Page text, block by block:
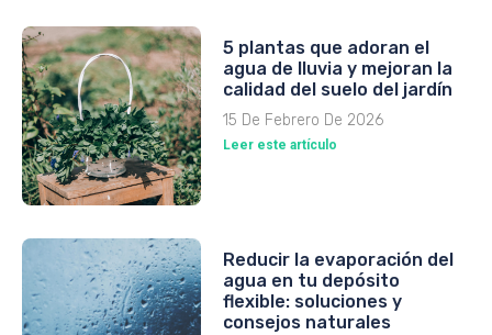
5 plantas que adoran el
agua de lluvia y mejoran la
calidad del suelo del jardín
15 De Febrero De 2026
Leer este artículo
Reducir la evaporación del
agua en tu depósito
flexible: soluciones y
consejos naturales